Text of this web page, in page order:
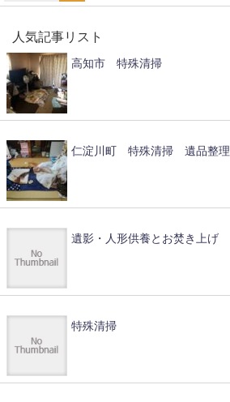
人気記事リスト
高知市 特殊清掃
仁淀川町 特殊清掃 遺品整理
遺影・人形供養とお焚き上げ
特殊清掃